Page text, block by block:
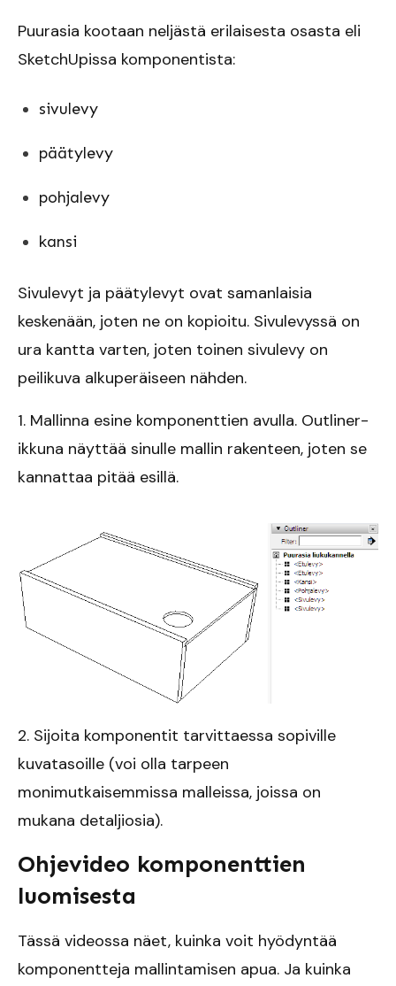
Puurasia kootaan neljästä erilaisesta osasta eli
SketchUpissa komponentista:
sivulevy
päätylevy
pohjalevy
kansi
Sivulevyt ja päätylevyt ovat samanlaisia
keskenään, joten ne on kopioitu. Sivulevyssä on
ura kantta varten, joten toinen sivulevy on
peilikuva alkuperäiseen nähden.
1. Mallinna esine komponenttien avulla. Outliner-
ikkuna näyttää sinulle mallin rakenteen, joten se
kannattaa pitää esillä.
2. Sijoita komponentit tarvittaessa sopiville
kuvatasoille (voi olla tarpeen
monimutkaisemmissa malleissa, joissa on
mukana detaljiosia).
Ohjevideo komponenttien
luomisesta
Tässä videossa näet, kuinka voit hyödyntää
komponentteja mallintamisen apua. Ja kuinka